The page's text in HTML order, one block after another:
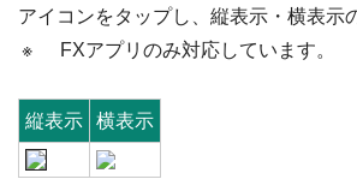
アイコンをタップし、縦表示・横表示
※
FXアプリのみ対応しています。
縦表示 横表示